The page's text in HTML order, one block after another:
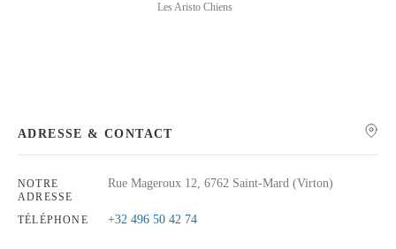
Rechercher
Les Aristo Chiens
ADRESSE & CONTACT
NOTRE
ADRESSE
Rue Mageroux 12, 6762 Saint-Mard (Virton)
TÉLÉPHONE +32 496 50 42 74